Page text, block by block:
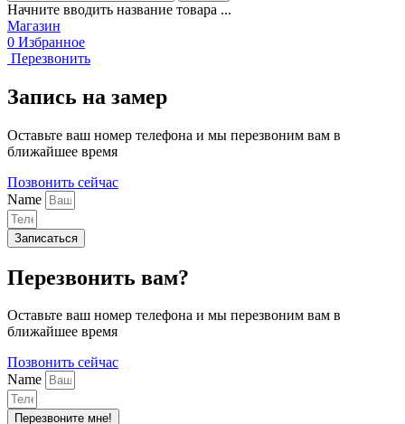
Начните вводить название товара ...
Магазин
0 Избранное
Перезвонить
Запись на замер
Оставьте ваш номер телефона и мы перезвоним вам в
ближайшее время
Позвонить сейчас
Name
Записаться
Перезвонить вам?
Оставьте ваш номер телефона и мы перезвоним вам в
ближайшее время
Позвонить сейчас
Name
Перезвоните мне!